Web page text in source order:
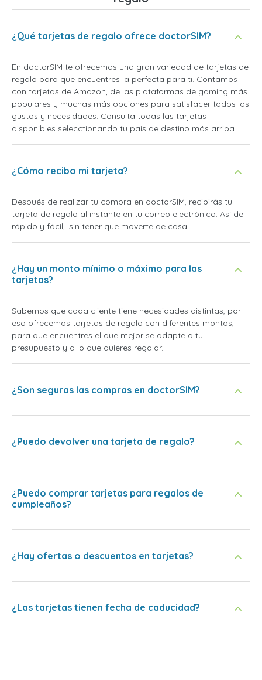
¿Qué tarjetas de regalo ofrece doctorSIM?
En doctorSIM te ofrecemos una gran variedad de tarjetas de
regalo para que encuentres la perfecta para ti. Contamos
con tarjetas de Amazon, de las plataformas de gaming más
populares y muchas más opciones para satisfacer todos los
gustos y necesidades. Consulta todas las tarjetas
disponibles selecctionando tu pais de destino más arriba.
¿Cómo recibo mi tarjeta?
Después de realizar tu compra en doctorSIM, recibirás tu
tarjeta de regalo al instante en tu correo electrónico. Así de
rápido y fácil, ¡sin tener que moverte de casa!
¿Hay un monto mínimo o máximo para las
tarjetas?
Sabemos que cada cliente tiene necesidades distintas, por
eso ofrecemos tarjetas de regalo con diferentes montos,
para que encuentres el que mejor se adapte a tu
presupuesto y a lo que quieres regalar.
¿Son seguras las compras en doctorSIM?
¿Puedo devolver una tarjeta de regalo?
¿Puedo comprar tarjetas para regalos de
cumpleaños?
¿Hay ofertas o descuentos en tarjetas?
¿Las tarjetas tienen fecha de caducidad?